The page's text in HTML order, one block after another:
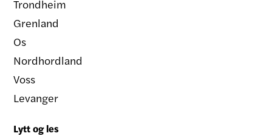
Trondheim
Grenland
Os
Nordhordland
Voss
Levanger
Lytt og les